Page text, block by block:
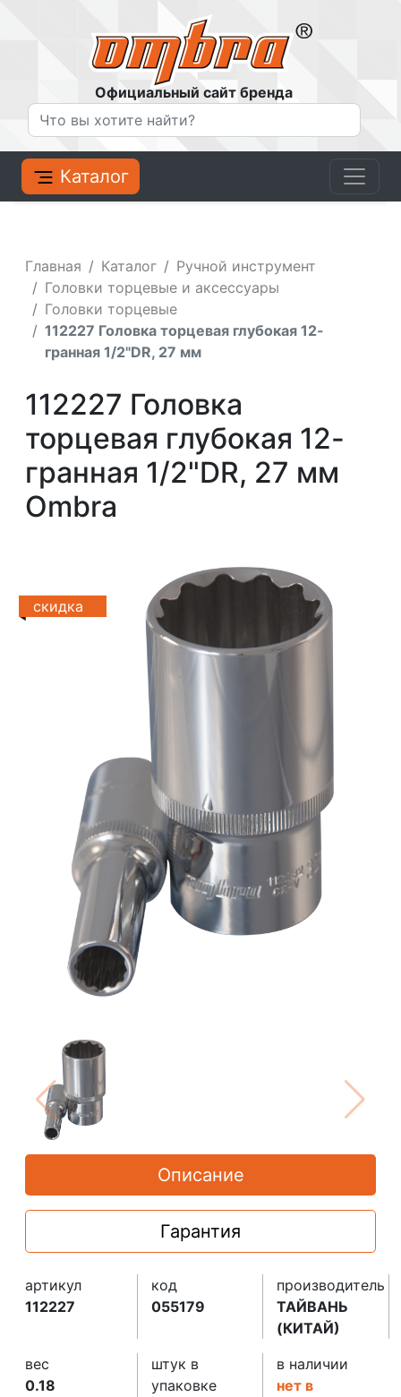
Официальный сайт бренда
Каталог
Главная Каталог
Ручной инструмент
Головки торцевые и аксессуары
Головки торцевые
112227 Головка торцевая глубокая 12-
гранная 1/2"DR, 27 мм
112227 Головка
торцевая глубокая 12-
гранная 1/2"DR, 27 мм
Ombra
скидка
Описание
Гарантия
артикул
112227
код
055179
производитель
ТАЙВАНЬ
(КИТАЙ)
вес
0.18
штук в
упаковке
в наличии
нет в